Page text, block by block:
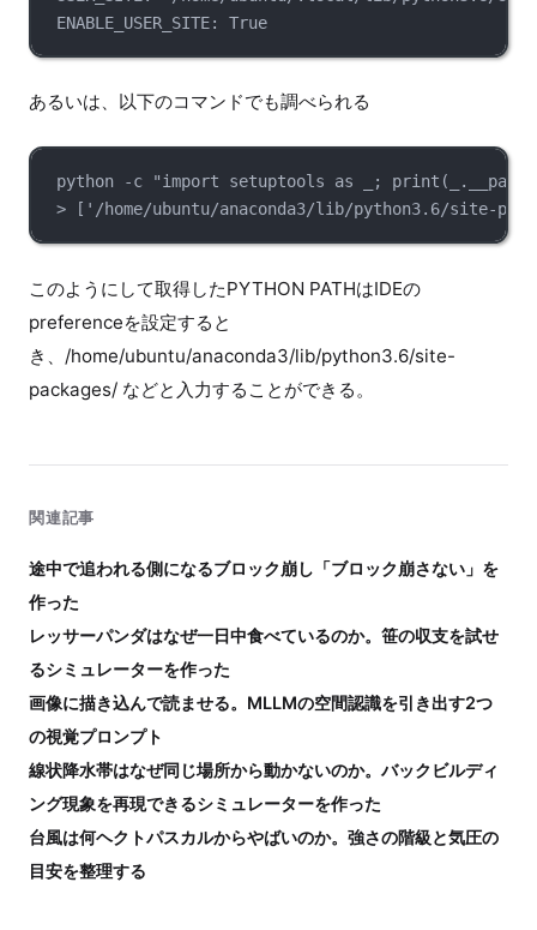
ENABLE_USER_SITE: True
あるいは、以下のコマンドでも調べられる
python -c "import setuptools as _;
> ['/home/ubuntu/anaconda3/lib/python3.6/site-
このようにして取得したPYTHON PATHはIDEの
preferenceを設定すると
き、/home/ubuntu/anaconda3/lib/python3.6/site-
packages/ などと入力することができる。
関連記事
途中で追われる側になるブロック崩し「ブロック崩さない」を
作った
レッサーパンダはなぜ一日中食べているのか。笹の収支を試せ
るシミュレーターを作った
画像に描き込んで読ませる。MLLMの空間認識を引き出す2つ
の視覚プロンプト
線状降水帯はなぜ同じ場所から動かないのか。バックビルディ
ング現象を再現できるシミュレーターを作った
台風は何ヘクトパスカルからやばいのか。強さの階級と気圧の
目安を整理する